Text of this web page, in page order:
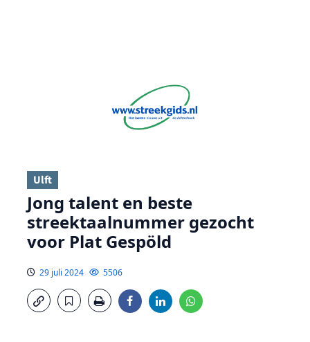
Ulft
Jong talent en beste
streektaalnummer gezocht
voor Plat Gespöld
29 juli 2024 5506